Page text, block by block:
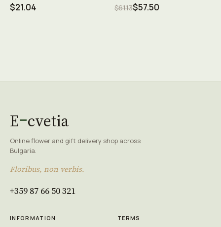
$21.04 $61.13$57.50
E cvetia
Online flower and gift delivery shop across
Bulgaria.
Floribus, non verbis.
+359 87 66 50 321
INFORMATION TERMS